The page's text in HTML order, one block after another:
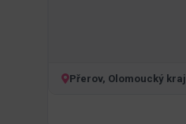
Přerov, Olomoucký kraj